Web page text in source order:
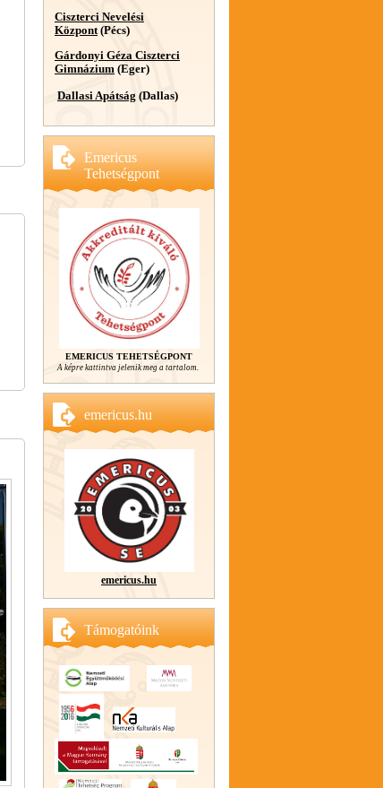
Ciszterci Nevelési
Központ(Pécs)
Gárdonyi Géza Ciszterci
Gimnázium (Eger)
Dallasi Apátság (Dallas)
Emericus
Tehetségpont
EMERICUS TEHETSÉGPONT
A képre kattintva jelenik meg a tartalom.
emericus.hu
emericus.hu
Támogatóink